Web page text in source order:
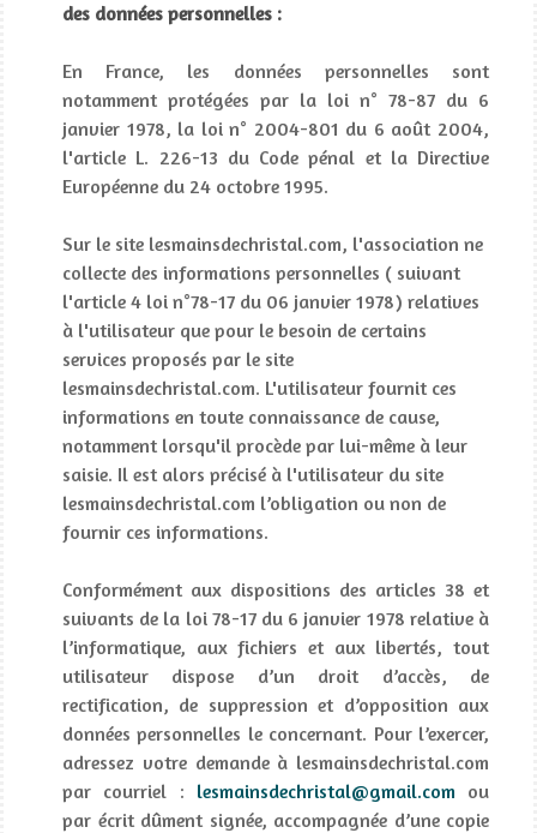
des données personnelles :
En France, les données personnelles sont
notamment protégées par la loi n° 78-87 du 6
janvier 1978, la loi n° 2004-801 du 6 août 2004,
l'article L. 226-13 du Code pénal et la Directive
Européenne du 24 octobre 1995.
Sur le site lesmainsdechristal.com, l'association ne
collecte des informations personnelles ( suivant
l'article 4 loi n°78-17 du 06 janvier 1978) relatives
à l'utilisateur que pour le besoin de certains
services proposés par le site
lesmainsdechristal.com. L'utilisateur fournit ces
informations en toute connaissance de cause,
notamment lorsqu'il procède par lui-même à leur
saisie. Il est alors précisé à l'utilisateur du site
lesmainsdechristal.com l’obligation ou non de
fournir ces informations.
Conformément aux dispositions des articles 38 et
suivants de la loi 78-17 du 6 janvier 1978 relative à
l’informatique, aux fichiers et aux libertés, tout
utilisateur dispose d’un droit d’accès, de
rectification, de suppression et d’opposition aux
données personnelles le concernant. Pour l’exercer,
adressez votre demande à lesmainsdechristal.com
par courriel : lesmainsdechristal@gmail.com ou
par écrit dûment signée, accompagnée d’une copie